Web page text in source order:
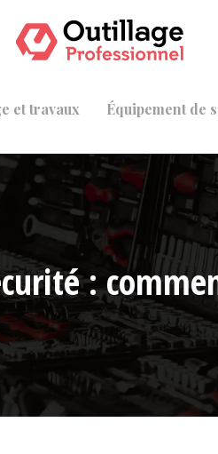
et travaux Équipement de
: